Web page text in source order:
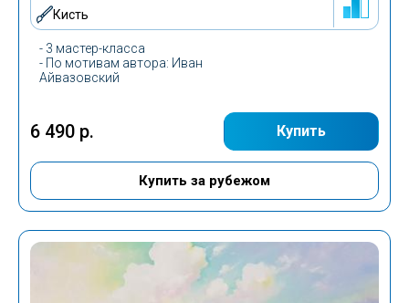
- 3 мастер-класса
- По мотивам автора: Иван
Айвазовский
Кисть
Купить
6 490 р.
Купить за рубежом